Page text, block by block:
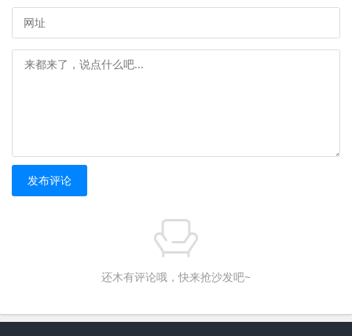
发布评论
还木有评论哦，快来抢沙发吧~